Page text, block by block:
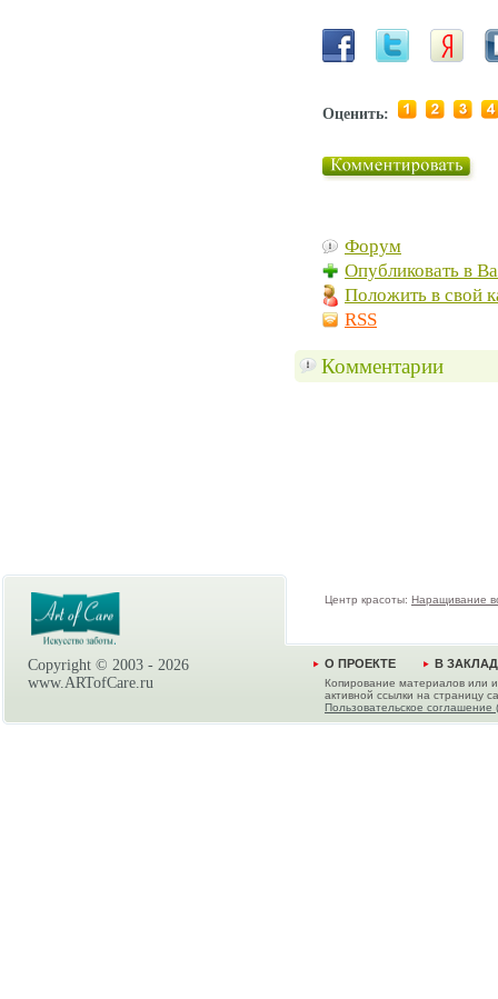
Оценить:
Форум
Опубликовать в
Положить в свой
RSS
Комментарии
Copyright © 2003 - 2026
www.ARTofCare.ru
Центр красоты: Наращивание
О ПРОЕКТЕ В
Копирование материалов или
активной ссылки на страницу
Пользовательское